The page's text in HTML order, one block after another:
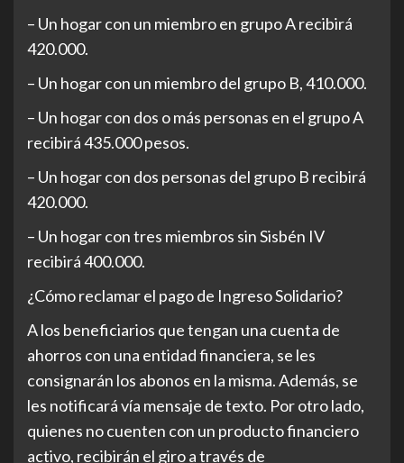
– Un hogar con un miembro en grupo A recibirá
420.000.
– Un hogar con un miembro del grupo B, 410.000.
– Un hogar con dos o más personas en el grupo A
recibirá 435.000 pesos.
– Un hogar con dos personas del grupo B recibirá
420.000.
– Un hogar con tres miembros sin Sisbén IV
recibirá 400.000.
¿Cómo reclamar el pago de Ingreso Solidario?
A los beneficiarios que tengan una cuenta de
ahorros con una entidad financiera, se les
consignarán los abonos en la misma. Además, se
les notificará vía mensaje de texto. Por otro lado,
quienes no cuenten con un producto financiero
activo, recibirán el giro a través de